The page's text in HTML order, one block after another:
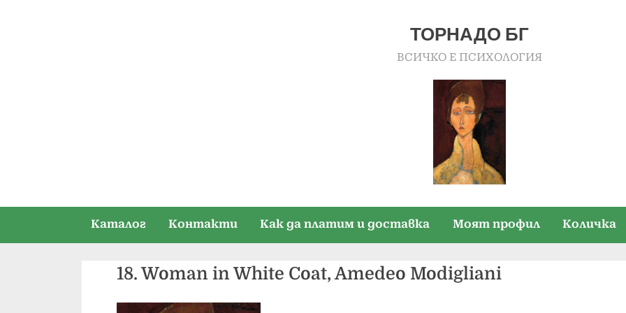
ТОРНАДО БГ
ВСИЧКО Е ПСИХОЛОГИЯ
Каталог Контакти Как да платим и доставка Моят профил Количка
18. Woman in White Coat, Amedeo Modigliani